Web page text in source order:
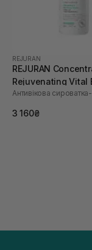
REJURAN
REJURAN
Rejuvenating Vital
Booster 30 мл
3 160₴